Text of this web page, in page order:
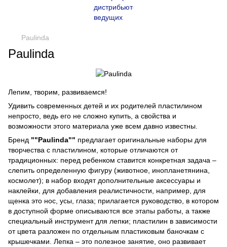
Paulinda
Paulinda
Лепим, творим, развиваемся!
Удивить современных детей и их родителей пластилином
непросто, ведь его не сложно купить, а свойства и
возможности этого материала уже всем давно известны.
Бренд ""Paulinda"" предлагает оригинальные наборы для
творчества с пластилином, которые отличаются от
традиционных: перед ребенком ставится конкретная задача –
слепить определенную фигуру (животное, инопланетянина,
космолет); в набор входят дополнительные аксессуары и
наклейки, для добавления реалистичности, например, для
щенка это нос, усы, глаза; прилагается руководство, в котором
в доступной форме описываются все этапы работы, а также
специальный инструмент для лепки; пластилин в зависимости
от цвета разложен по отдельным пластиковым баночкам с
крышечками. Лепка – это полезное занятие, оно развивает